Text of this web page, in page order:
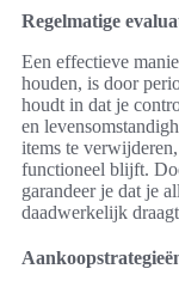
Regelmatige
Een effectieve
houden, is door
houdt in dat je
en
items te
functioneel blijft.
garandeer je dat je
daadwerkelijk